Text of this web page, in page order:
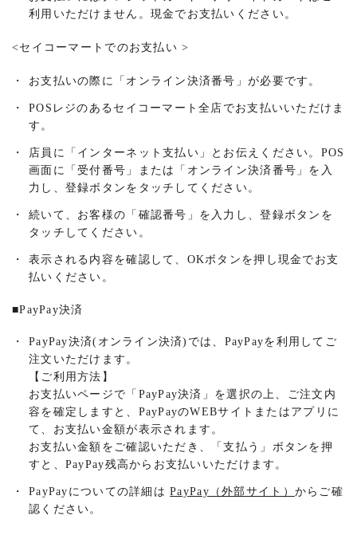
利用いただけません。現金でお支払いください。
<セイコーマートでのお支払い>
・ お支払いの際に「オンライン決済番号」が必要です。
・
POSレジのあるセイコーマート全店でお支払いいただけま
す。
・
店員に「インターネット支払い」とお伝えください。POS
画面に「受付番号」または「オンライン決済番号」を入
力し、登録ボタンをタッチしてください。
・
続いて、お客様の「確認番号」を入力し、登録ボタンを
タッチしてください。
・
表示される内容を確認して、OKボタンを押し現金でお支
払いください。
■PayPay決済
・
PayPay決済(オンライン決済)では、PayPayを利用してご
注文いただけます。
【ご利用方法】
お支払いページで「PayPay決済」を選択の上、ご注文内
容を確定しますと、PayPayのWEBサイトまたはアプリに
て、お支払い金額が表示されます。
お支払い金額をご確認いただき、「支払う」ボタンを押
すと、PayPay残高からお支払いいただけます。
・ PayPayについての詳細はPayPay（外部サイト） からご確
認ください。